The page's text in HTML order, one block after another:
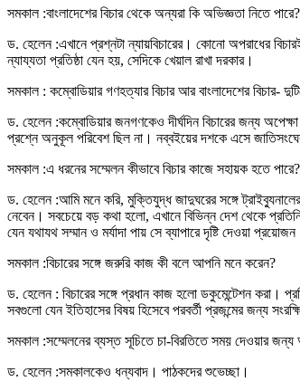
সমকাল :বাংলাদেশের বিচার থেকে অন্যরা কি অভিজ্ঞতা নিতে পারে?
ড. হেলেন :এখানে প্রশ্নটা ন্যায়বিচারের। কোনো অপরাধের
ন্যায্যতা প্রতিষ্ঠা যেন হয়, সেদিকে খেয়াল রাখা দরকার।
সমকাল : কম্বোডিয়ার গণহত্যার বিচার আর বাংলাদেশের বিচার-
ড. হেলেন :কম্বোডিয়ার জনগণকেও দীর্ঘদিন বিচারের জন্য
প্রশ্নে অনুকূল পরিবেশ ছিল না। নব্বইয়ের দশকে এসে
সমকাল :এ ধরনের সম্মেলন কীভাবে বিচার কাজে সহায়ক হতে পারে?
ড. হেলেন :আমি মনে করি, মুক্তিযুদ্ধ জাদুঘরের সঙ্গে
নেবেন। সবচেয়ে বড় কথা হলো, এখানে বিভিন্ন দেশ থেকে
যেন যথাযথ সম্মান ও মর্যাদা পায় সে ব্যাপারে দৃষ্টি দেওয়া
সমকাল :বিচারের সঙ্গে জরুরি কাজ কী বলে আপনি মনে করেন?
ড. হেলেন : বিচারের সঙ্গে প্রধান কাজ হলো ডকুমেন্টেশন করা।
সবগুলো যেন ইতিহাসের বিষয় হিসেবে পরবর্তী প্রজন্মের জন্য
সমকাল :সম্মেলনের ব্যস্ত সূচিতে চা-বিরতিতে সময় দেওয়ার
ড. হেলেন :সমকালকেও ধন্যবাদ। পাঠকদের শুভেচ্ছা।